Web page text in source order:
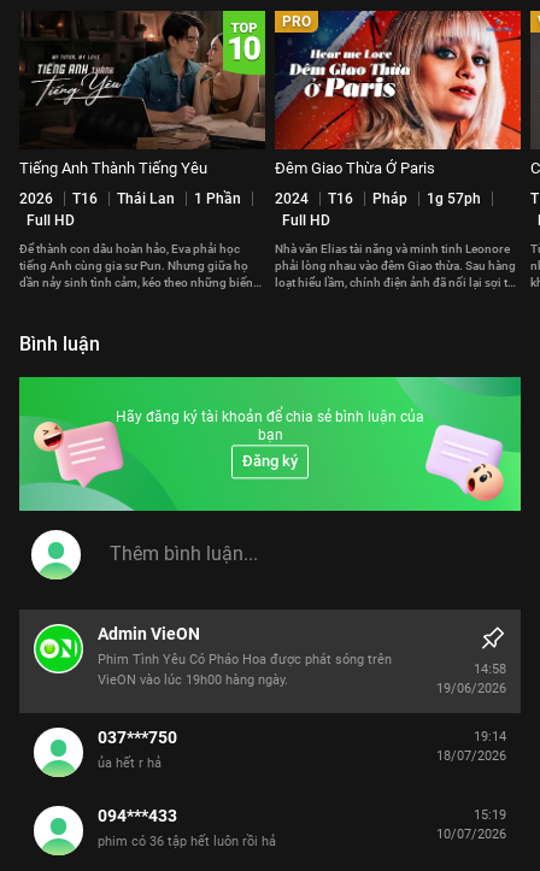
Tiếng Anh Thành Tiếng Yêu
2026 T16 Thái Lan
1 Phần
Full HD
Để thành con dâu hoàn hảo, Eva phải học
tiếng Anh cùng gia sư Pun. Nhưng giữa họ
dần nảy sinh tình cảm, kéo theo những biến
PRO
Đêm Giao Thừa Ở Paris
2024 T16 Pháp
1g 57ph
Full HD
Nhà văn Elias tài năng và minh tinh Leonore
phải lòng nhau vào đêm Giao thừa. Sau hàng
loạt hiểu lầm, chính điện ảnh đã nối lại sợi tơ
Bình luận
Hãy đăng ký tài khoản để chia sẻ bình luận của
bạn
Đăng ký
Admin VieON
Phim Tình Yêu Có Pháo Hoa được phát sóng trên
VieON vào lúc 19h00 hàng ngày.
14:58
19/06/2026
037***750
ủa hết r hả
19:14
18/07/2026
094***433
phim có 36 tập hết luôn rồi hả
15:19
10/07/2026